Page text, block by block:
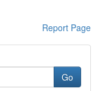
Report Page
Go